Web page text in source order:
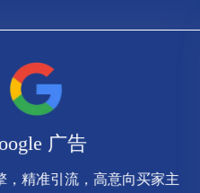
广告
，精准引流，高意向买家主
，精准引流，高意向买家主
动找上门
查看更多